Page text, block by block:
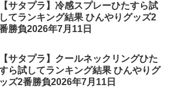
【サタプラ】冷感スプレーひたすら試
してランキング結果 ひんやりグッズ2
勝負2026年7月11日
【サタプラ】クールネックリングひた
ら試してランキング結果 ひんやりグ
ッズ2番勝負2026年7月11日